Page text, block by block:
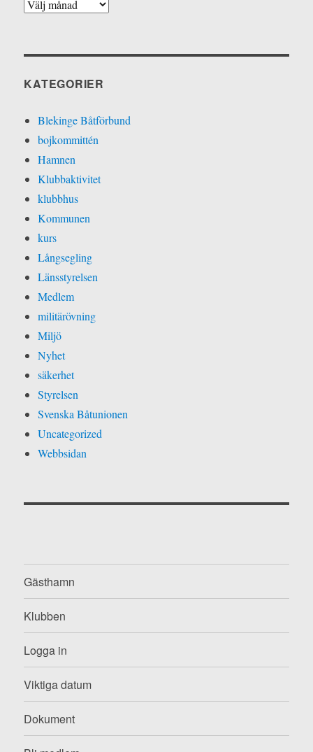
Arkiv
KATEGORIER
Blekinge Båtförbund
bojkommittén
Hamnen
Klubbaktivitet
klubbhus
Kommunen
kurs
Långsegling
Länsstyrelsen
Medlem
militärövning
Miljö
Nyhet
säkerhet
Styrelsen
Svenska Båtunionen
Uncategorized
Webbsidan
Gästhamn
Klubben
Logga in
Viktiga datum
Dokument